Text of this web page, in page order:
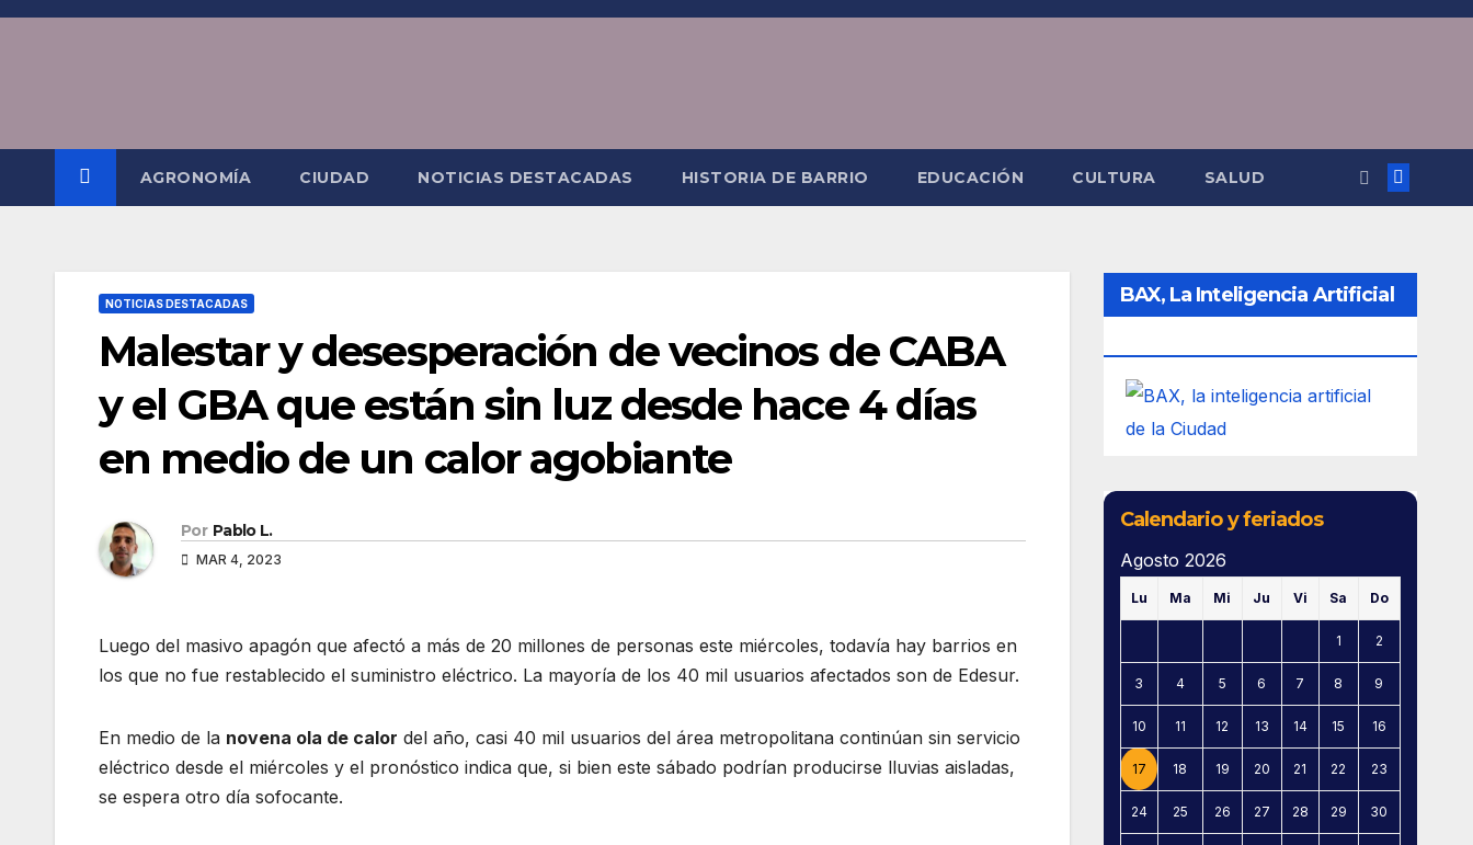
Saltar
AGRONOMÍA CIUDAD NOTICIAS DESTACADAS HISTORIA DE BARRIO EDUCACIÓN CULTURA SALUD
NOTICIAS DESTACADAS
Malestar y desesperación de vecinos de CABA
y el GBA que están sin luz desde hace 4 días
en medio de un calor agobiante
Por Pablo L.
MAR 4, 2023
Luego del masivo apagón que afectó a más de 20 millones de personas este miércoles, todavía hay barrios en
los que no fue restablecido el suministro eléctrico. La mayoría de los 40 mil usuarios afectados son de Edesur.
En medio de la novena ola de calor del año, casi 40 mil usuarios del área metropolitana continúan sin servicio
eléctrico desde el miércoles y el pronóstico indica que, si bien este sábado podrían producirse lluvias aisladas,
se espera otro día sofocante.
BAX, La Inteligencia Artificial
Calendario y feriados
Agosto 2026
Lu Ma Mi Ju Vi Sa Do
1 2
3 4 5 6 7 8 9
10 11 12 13 14 15 16
17 18 19 20 21 22 23
24 25 26 27 28 29 30